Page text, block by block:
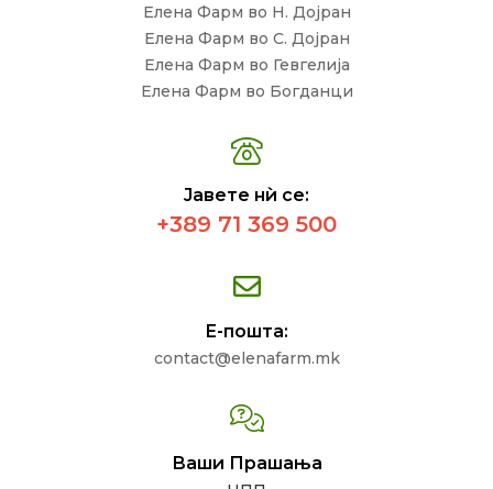
Елена Фарм во Н. Дојран
Елена Фарм во С. Дојран
Елена Фарм во Гевгелија
Елена Фарм во Богданци
Јавете нѝ се:
+389 71 369 500
Е-пошта:
contact@elenafarm.mk
Ваши Прашања